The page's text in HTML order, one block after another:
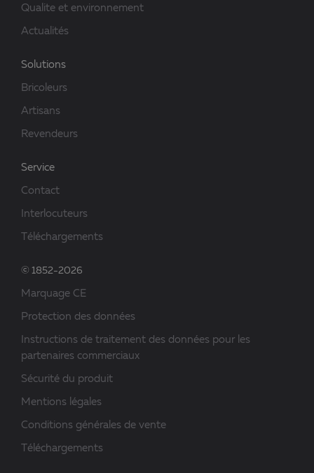
Qualite et environnement
Actualités
Solutions
Bricoleurs
Artisans
Revendeurs
Service
Contact
Interlocuteurs
Téléchargements
© 1852-2026
Marquage CE
Protection des données
Instructions de traitement des données pour les
partenaires commerciaux
Sécurité du produit
Mentions légales
Conditions générales de vente
Téléchargements